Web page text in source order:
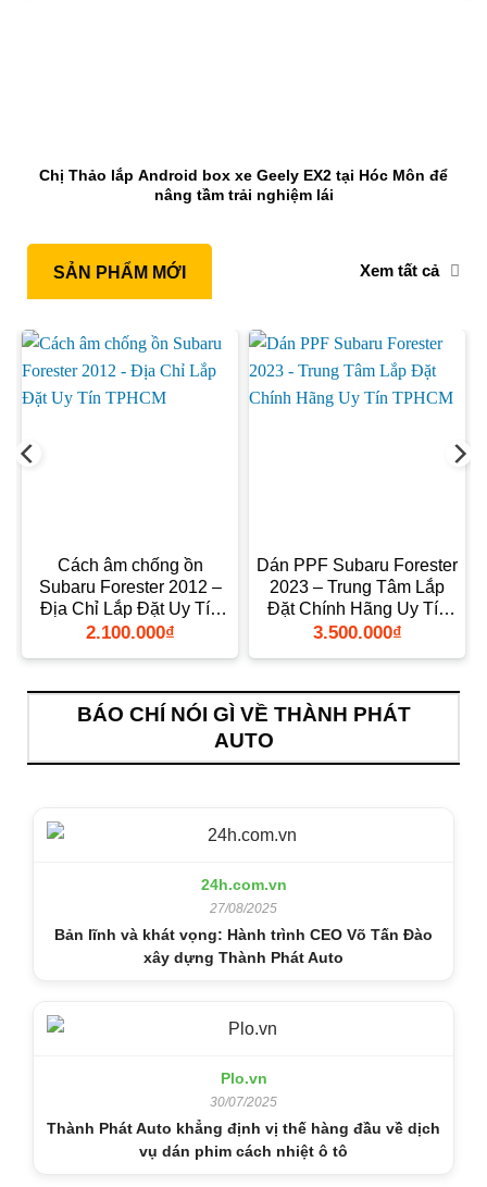
Chị Thảo lắp Android box xe Geely EX2 tại Hóc Môn để
nâng tầm trải nghiệm lái
SẢN PHẨM MỚI Xem tất cả
Cách âm chống ồn
Subaru Forester 2012 –
Địa Chỉ Lắp Đặt Uy Tín
TPHCM
2.100.000₫
Dán PPF Subaru Forester
2023 – Trung Tâm Lắp
Đặt Chính Hãng Uy Tín
TPHCM
3.500.000₫
BÁO CHÍ NÓI GÌ VỀ THÀNH PHÁT
AUTO
24h.com.vn
27/08/2025
Bản lĩnh và khát vọng: Hành trình CEO Võ Tấn Đào
xây dựng Thành Phát Auto
Plo.vn
30/07/2025
Thành Phát Auto khẳng định vị thế hàng đầu về dịch
vụ dán phim cách nhiệt ô tô